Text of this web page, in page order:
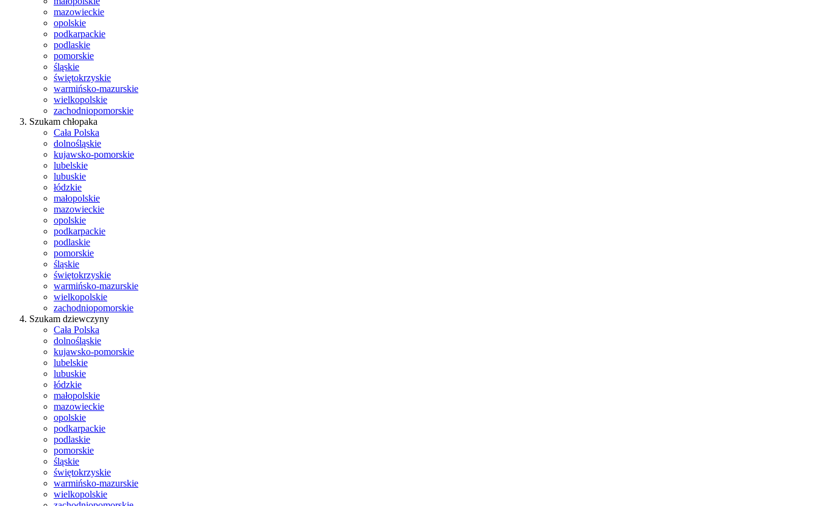
mazowieckie
opolskie
podkarpackie
podlaskie
pomorskie
śląskie
świętokrzyskie
warmińsko-mazurskie
wielkopolskie
zachodniopomorskie
Szukam chłopaka
Cała Polska
dolnośląskie
kujawsko-pomorskie
lubelskie
lubuskie
łódzkie
małopolskie
mazowieckie
opolskie
podkarpackie
podlaskie
pomorskie
śląskie
świętokrzyskie
warmińsko-mazurskie
wielkopolskie
zachodniopomorskie
Szukam dziewczyny
Cała Polska
dolnośląskie
kujawsko-pomorskie
lubelskie
lubuskie
łódzkie
małopolskie
mazowieckie
opolskie
podkarpackie
podlaskie
pomorskie
śląskie
świętokrzyskie
warmińsko-mazurskie
wielkopolskie